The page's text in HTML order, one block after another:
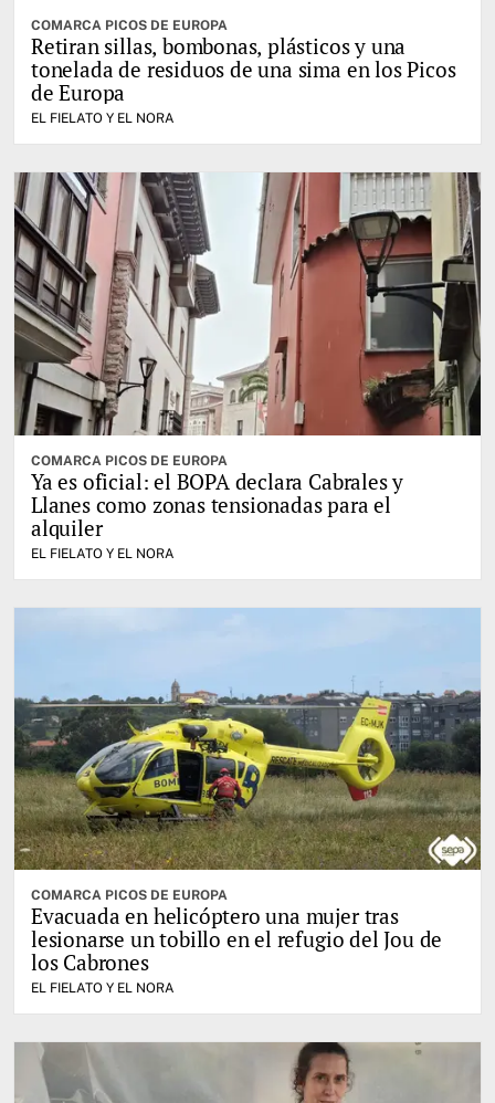
COMARCA PICOS DE EUROPA
Retiran sillas, bombonas, plásticos y una
tonelada de residuos de una sima en los Picos
de Europa
EL FIELATO Y EL NORA
COMARCA PICOS DE EUROPA
Ya es oficial: el BOPA declara Cabrales y
Llanes como zonas tensionadas para el
alquiler
EL FIELATO Y EL NORA
COMARCA PICOS DE EUROPA
Evacuada en helicóptero una mujer tras
lesionarse un tobillo en el refugio del Jou de
los Cabrones
EL FIELATO Y EL NORA